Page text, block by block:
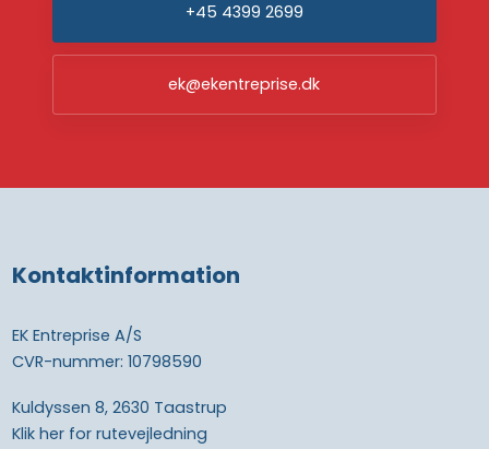
+45 4399 2699
ek@ekentreprise.dk
Kontaktinformation
EK Entreprise A/S
CVR-nummer: 10798590
Kuldyssen 8, 2630 Taastrup
Klik her for rutevejledning